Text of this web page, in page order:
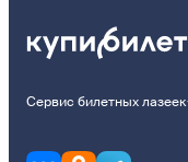
Сервис билетных лазеек